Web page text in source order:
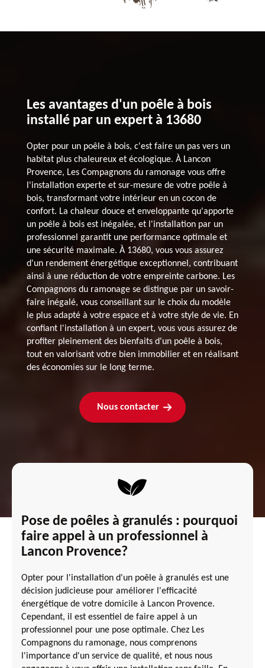
Les avantages d'un poêle à bois
installé par un expert à 13680
Opter pour un poêle à bois, c'est faire un pas vers un
habitat plus chaleureux et écologique. À Lancon
Provence, Les Compagnons du ramonage vous offre
l'installation experte et sur-mesure de votre poêle à
bois, transformant votre intérieur en un cocon de
confort. La chaleur douce et enveloppante qu'apporte
un poêle à bois est inégalée, et l'installation par un
professionnel garantit une performance optimale et
une sécurité maximale. À 13680, vous vous assurez
d'un rendement énergétique exceptionnel, contribuant
ainsi à une réduction de votre empreinte carbone. Les
Compagnons du ramonage se distingue par un savoir-
faire inégalé, vous conseillant sur le choix du modèle
le plus adapté à votre espace et à votre style de vie. En
confiant l'installation à un expert, vous vous assurez de
profiter pleinement des bienfaits d'un poêle à bois,
tout en valorisant votre bien immobilier et en réalisant
des économies sur le long terme.
Nous contacter
Pose de poêles à granulés : pourquoi
faire appel à un professionnel à
Lancon Provence?
Opter pour l'installation d'un poêle à granulés est une
décision judicieuse pour améliorer l'efficacité
énergétique de votre domicile à Lancon Provence.
Cependant, il est essentiel de faire appel à un
professionnel pour une pose optimale. Chez Les
Compagnons du ramonage, nous comprenons
l'importance d'un service de qualité, et nous nous